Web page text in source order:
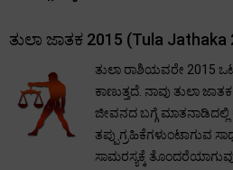
ತುಲಾ ಜಾತಕ 2015 (Tula Jathaka
ತುಲಾ ರಾಶಿಯವರೇ 2015
ಕಾಣುತ್ತದೆ. ನಾವು ತುಲಾ
ಜೀವನದ ಬಗ್ಗೆ ಮಾತನಾಡಿದಲ್ಲಿ
ತಪ್ಪುಗ್ರಹಿಕೆಗಳುಂಟಾಗುವ
ಸಾಮರಸ್ಯಕ್ಕೆ